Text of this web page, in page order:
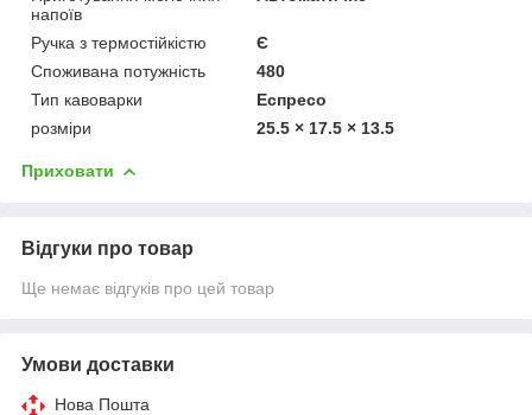
напоїв
Ручка з термостійкістю
Є
Споживана потужність
480
Тип кавоварки
Еспресо
розміри
25.5 × 17.5 × 13.5
Приховати
Відгуки про товар
Ще немає відгуків про цей товар
Умови доставки
Нова Пошта